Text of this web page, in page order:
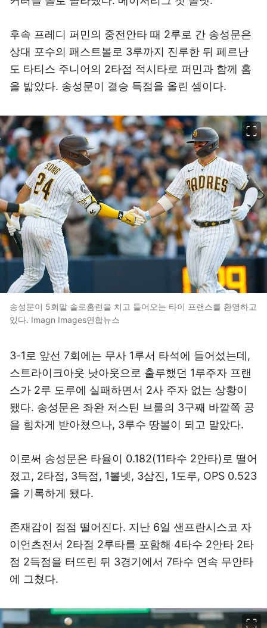
후속 프레디 퍼민의 중전안타 때 2루로 간 송성문은
상대 포수의 패스트볼로 3루까지 진루한 뒤 페르난
도 타티스 주니어의 2타점 적시타로 퍼민과 함께 홈
을 밟았다. 송성문이 결승 득점을 올린 셈이다.
송성문이 5회말 솔로홈런을 치고 들어오는 타이 프랜스를 환영하고
있다. Imagn Images연합뉴스
3-1로 앞선 7회에는 무사 1루서 타석에 들어섰는데,
스트라이크아웃 낫아웃으로 출루했던 1루주자 프랜
스가 2루 도루에 실패하면서 2사 주자 없는 상황이
됐다. 송성문은 좌완 저스틴 브룰의 3구째 바깥쪽 공
을 힘차게 받아쳤으나, 3루수 땅볼이 되고 말았다.
이로써 송성문은 타율이 0.182(11타수 2안타)로 떨어
졌고, 2타점, 3득점, 1볼넷, 3삼진, 1도루, OPS 0.523
을 기록하게 됐다.
존재감이 점점 떨어진다. 지난 6일 샌프란시스코 자
이언츠전서 2타점 2루타를 포함해 4타수 2안타 2타
점 2득점을 터뜨린 뒤 3경기에서 7타수 연속 무안타
에 그쳤다.